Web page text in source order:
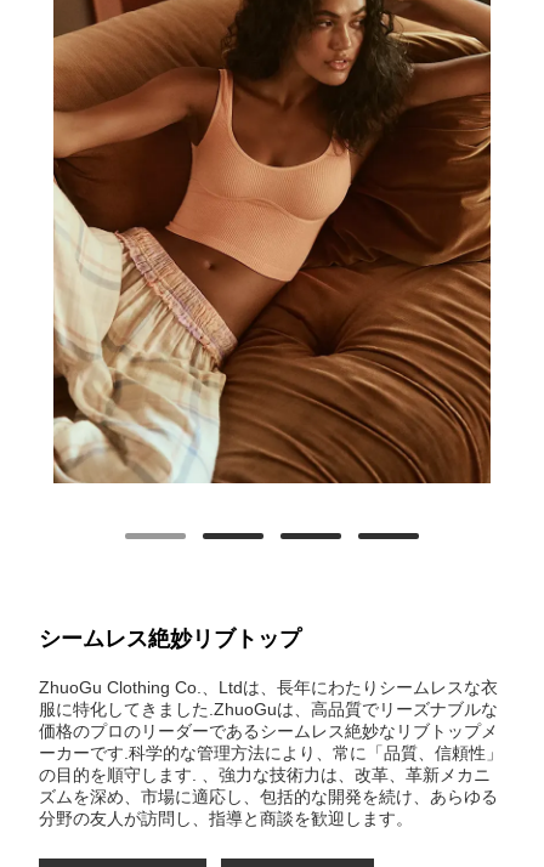
シームレス絶妙リブトップ
ZhuoGu Clothing Co.、Ltdは、長年にわたりシームレスな衣
服に特化してきました.ZhuoGuは、高品質でリーズナブルな
価格のプロのリーダーであるシームレス絶妙なリブトップメ
ーカーです.科学的な管理方法により、常に「品質、信頼性」
の目的を順守します. 、強力な技術力は、改革、革新メカニ
ズムを深め、市場に適応し、包括的な開発を続け、あらゆる
分野の友人が訪問し、指導と商談を歓迎します。